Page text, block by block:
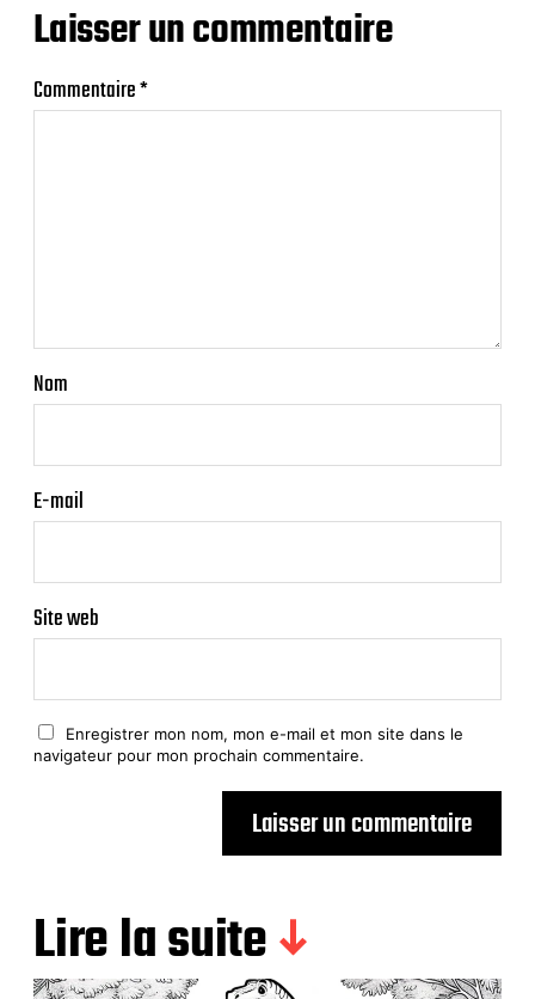
Laisser un commentaire
Commentaire*
Nom
E-mail
Site web
Enregistrer mon nom, mon e-mail et mon site dans le
navigateur pour mon prochain commentaire.
Lire la suite